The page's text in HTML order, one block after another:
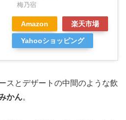
梅乃宿
Amazon 楽天市場
Yahooショッピング
スとデザートの中間のような飲
かん。